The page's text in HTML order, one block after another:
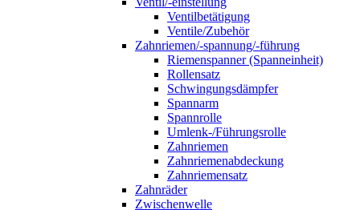
Ventilbetätigung
Ventile/Zubehör
Zahnriemen/-spannung/-führung
Riemenspanner (Spanneinheit)
Rollensatz
Schwingungsdämpfer
Spannarm
Spannrolle
Umlenk-/Führungsrolle
Zahnriemen
Zahnriemenabdeckung
Zahnriemensatz
Zahnräder
Zwischenwelle